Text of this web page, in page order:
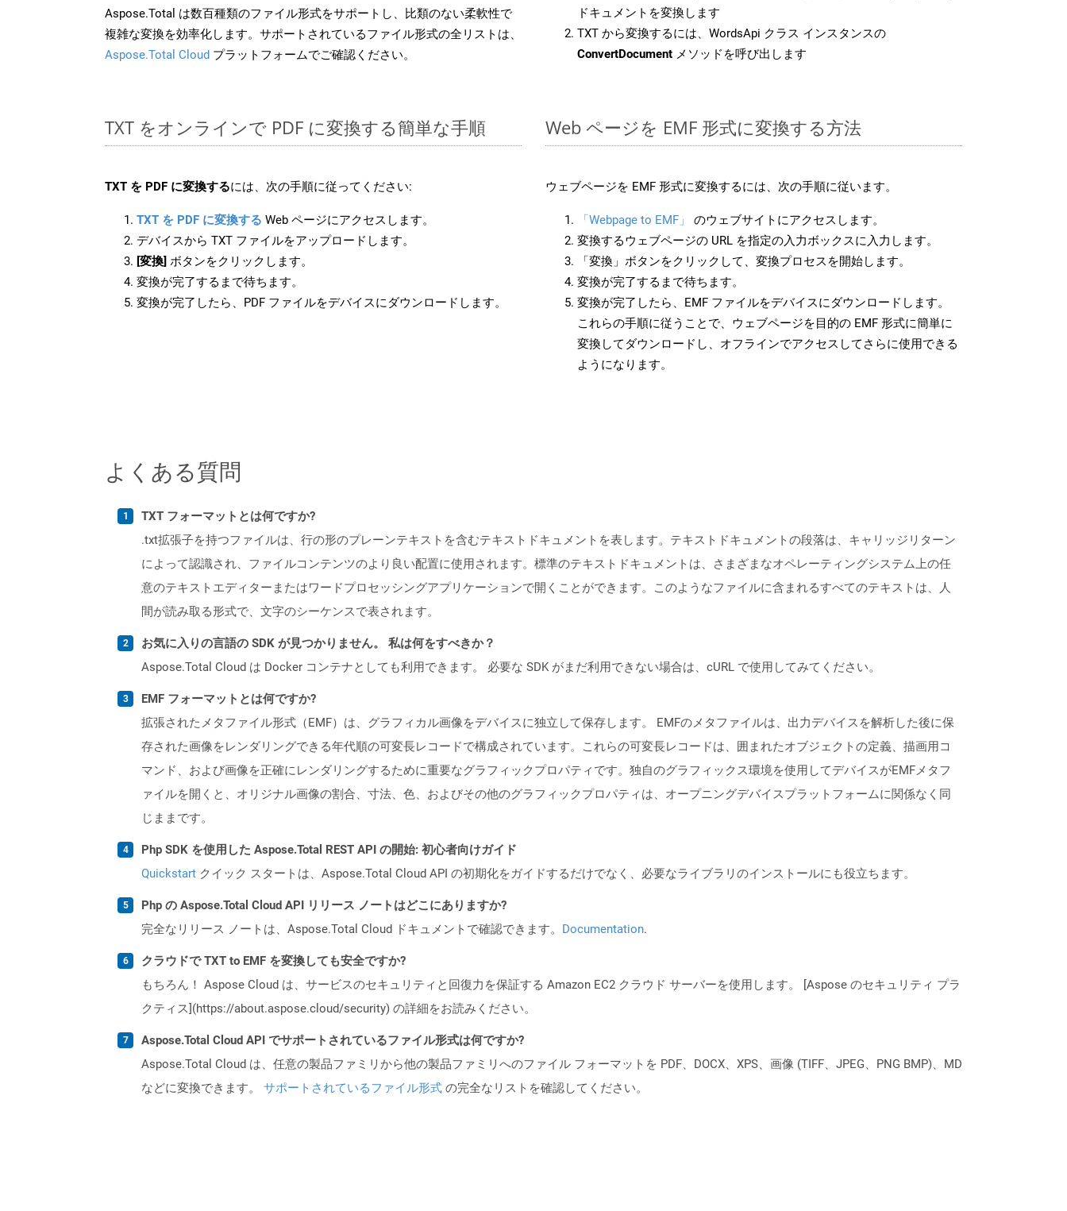
Aspose.Total は数百種類のファイル形式をサポートし、比類のない柔軟性で
複雑な変換を効率化します。サポートされているファイル形式の全リストは、
Aspose.Total Cloud プラットフォームでご確認ください。
ドキュメントを変換します
TXT から変換するには、WordsApi クラス インスタンスの
ConvertDocument メソッドを呼び出します
TXT をオンラインで PDF に変換する簡単な手順
TXT を PDF に変換するには、次の手順に従ってください:
TXT を PDF に変換する Web ページにアクセスします。
デバイスから TXT ファイルをアップロードします。
[変換] ボタンをクリックします。
変換が完了するまで待ちます。
変換が完了したら、PDF ファイルをデバイスにダウンロードします。
Web ページを EMF 形式に変換する方法
ウェブページを EMF 形式に変換するには、次の手順に従います。
「Webpage to EMF」
のウェブサイトにアクセスします。
変換するウェブページの URL を指定の入力ボックスに入力します。
「変換」ボタンをクリックして、変換プロセスを開始します。
変換が完了するまで待ちます。
変換が完了したら、EMF ファイルをデバイスにダウンロードします。
これらの手順に従うことで、ウェブページを目的の EMF 形式に簡単に
変換してダウンロードし、オフラインでアクセスしてさらに使用できる
ようになります。
よくある質問
TXT フォーマットとは何ですか?
.txt拡張子を持つファイルは、行の形のプレーンテキストを含むテキストドキュメントを表します。テキストドキュメントの段落は、キャリッジリターン
によって認識され、ファイルコンテンツのより良い配置に使用されます。標準のテキストドキュメントは、さまざまなオペレーティングシステム上の任
意のテキストエディターまたはワードプロセッシングアプリケーションで開くことができます。このようなファイルに含まれるすべてのテキストは、人
間が読み取る形式で、文字のシーケンスで表されます。
お気に入りの言語の SDK が見つかりません。 私は何をすべきか？
Aspose.Total Cloud は Docker コンテナとしても利用できます。 必要な SDK がまだ利用できない場合は、cURL で使用してみてください。
EMF フォーマットとは何ですか?
拡張されたメタファイル形式（EMF）は、グラフィカル画像をデバイスに独立して保存します。 EMFのメタファイルは、出力デバイスを解析した後に保
存された画像をレンダリングできる年代順の可変長レコードで構成されています。これらの可変長レコードは、囲まれたオブジェクトの定義、描画用コ
マンド、および画像を正確にレンダリングするために重要なグラフィックプロパティです。独自のグラフィックス環境を使用してデバイスがEMFメタフ
ァイルを開くと、オリジナル画像の割合、寸法、色、およびその他のグラフィックプロパティは、オープニングデバイスプラットフォームに関係なく同
じままです。
Php SDK を使用した Aspose.Total REST API の開始: 初心者向けガイド
Quickstart クイック スタートは、Aspose.Total Cloud API の初期化をガイドするだけでなく、必要なライブラリのインストールにも役立ちます。
Php の Aspose.Total Cloud API リリース ノートはどこにありますか?
完全なリリース ノートは、Aspose.Total Cloud ドキュメントで確認できます。 Documentation.
クラウドで TXT to EMF を変換しても安全ですか?
もちろん！ Aspose Cloud は、サービスのセキュリティと回復力を保証する Amazon EC2 クラウド サーバーを使用します。 [Aspose のセキュリティ プラ
クティス](https://about.aspose.cloud/security) の詳細をお読みください。
Aspose.Total Cloud API でサポートされているファイル形式は何ですか?
Aspose.Total Cloud は、任意の製品ファミリから他の製品ファミリへのファイル フォーマットを PDF、DOCX、XPS、画像 (TIFF、JPEG、PNG BMP)、MD
などに変換できます。 サポートされているファイル形式 の完全なリストを確認してください。